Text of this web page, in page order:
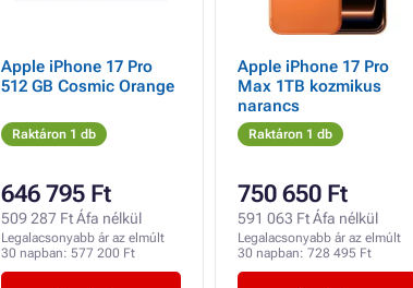
Apple iPhone 17 Pro
512 GB Cosmic Orange
Raktáron 1 db
646 795 Ft
509 287 Ft Áfa nélkül
Legalacsonyabb ár az elmúlt
30 napban: 577 200 Ft
Apple iPhone 17 Pro
Max 1TB kozmikus
narancs
Raktáron 1 db
750 650 Ft
591 063 Ft Áfa nélkül
Legalacsonyabb ár az elmúlt
30 napban: 728 495 Ft